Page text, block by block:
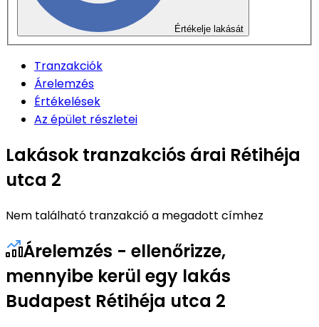
Értékelje lakását
Tranzakciók
Árelemzés
Értékelések
Az épület részletei
Lakások tranzakciós árai Rétihéja
utca 2
Nem található tranzakció a megadott címhez
Árelemzés - ellenőrizze,
mennyibe kerül egy lakás
Budapest Rétihéja utca 2